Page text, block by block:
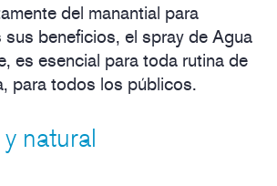
del manantial para
beneficios, el spray de Agua
es esencial para toda rutina de
para todos los públicos.
natural